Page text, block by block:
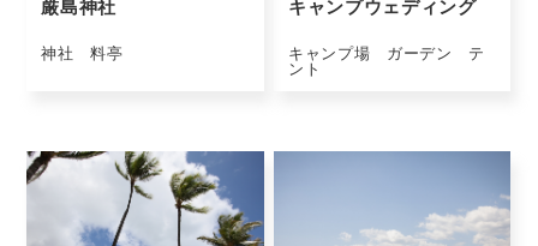
厳島神社
神社 料亭
キャンプウェディング
キャンプ場 ガーデン テ
ント